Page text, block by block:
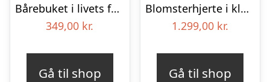
Bårebuket i livets farver
349,00 kr.
Gå til shop
Blomsterhjerte i klassisk stil – pink
1.299,00 kr.
Gå til shop